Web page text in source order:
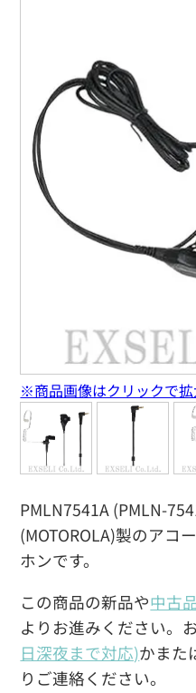
PMLN7541A (PMLN-
(MOTOROLA)製のアコ
ホンです。
この商品の新品や中古
よりお進みください。
日深夜まで対応)かまた
りご連絡ください。
※商品画像はクリックで